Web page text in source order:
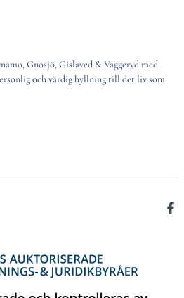
Gnosjö, Gislaved & Vaggeryd med
och värdig hyllning till det liv som